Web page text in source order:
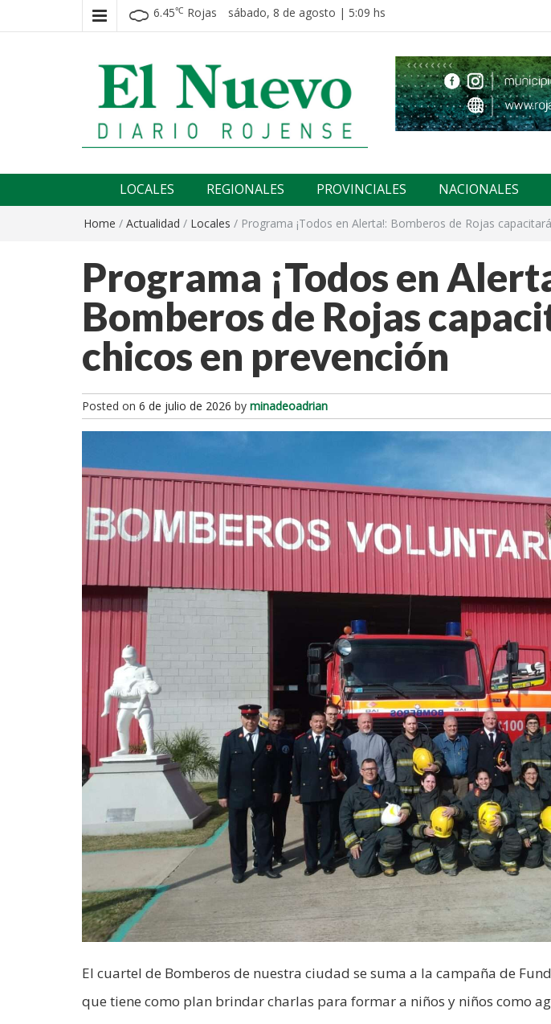
6.45℃ Rojas sábado, 8 de agosto | 5:09 hs
El nuevo rojense
LOCALES REGIONALES PROVINCIALES NACIONALES
Home / Actualidad / Locales / Programa ¡Todos en Alerta!: Bomberos de Rojas
Programa ¡Todos en
Bomberos de Rojas
chicos en prevención
Posted on 6 de julio de 2026 by minadeoadrian
El cuartel de Bomberos de nuestra ciudad se suma a la campaña de
que tiene como plan brindar charlas para formar a niños y niños como